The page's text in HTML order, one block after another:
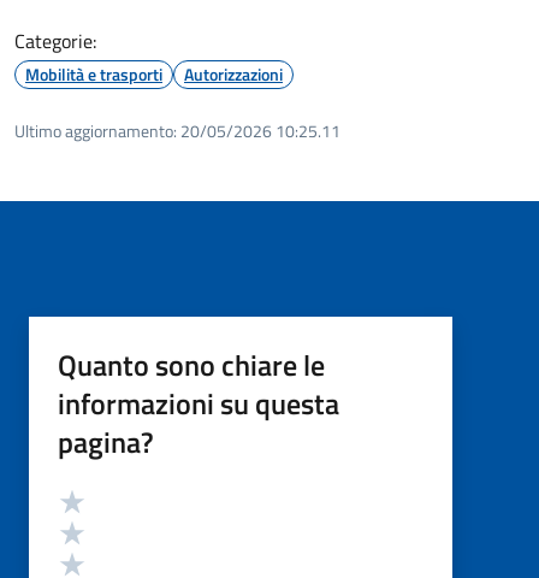
Categorie:
Mobilità e trasporti Autorizzazioni
Ultimo aggiornamento: 20/05/2026 10:25.11
Quanto sono chiare le
informazioni su questa
pagina?
Valutazione